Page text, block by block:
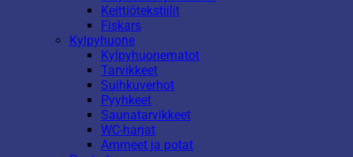
Keittiötekstiilit
Fiskars
Kylpyhuone
Kylpyhuonematot
Tarvikkeet
Suihkuverhot
Pyyhkeet
Saunatarvikkeet
WC-harjat
Ammeet ja potat